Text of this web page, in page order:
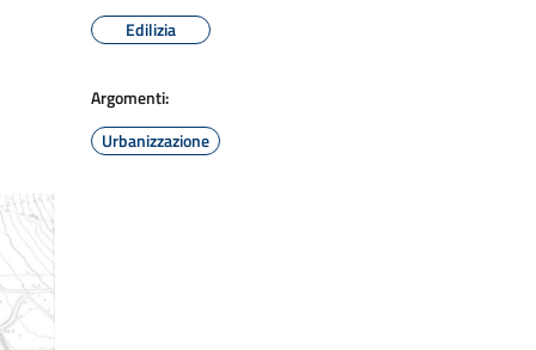
Edilizia
Argomenti:
Urbanizzazione